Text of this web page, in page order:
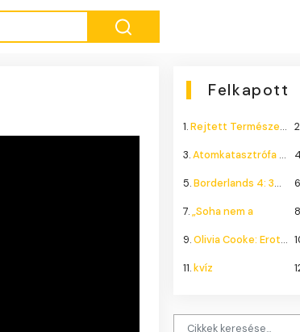
Felkapott
1.Rejtett Természeti Csoda
3.Atomkatasztrófa 1985: A
5.Borderlands 4: 300.000+
7.„Soha nem a
9.Olivia Cooke: Erotikus
11.kvíz